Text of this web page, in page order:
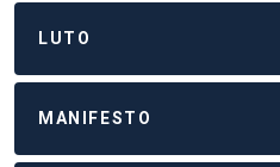
LUTO
MANIFESTO